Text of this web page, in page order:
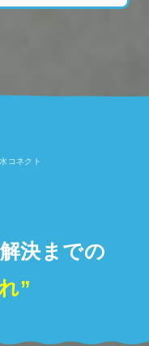
コネクト
決までの
”